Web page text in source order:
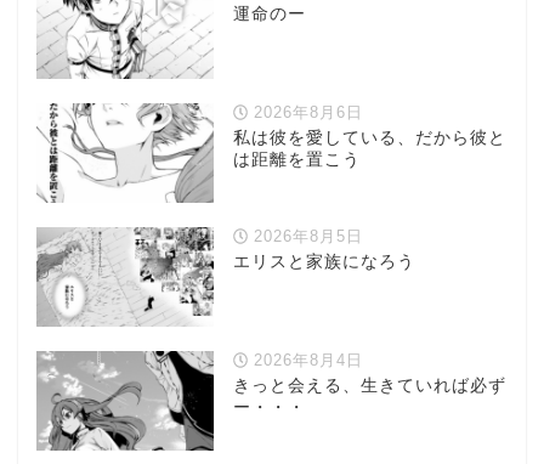
運命のー
2026年8月6日
私は彼を愛している、だから彼と
は距離を置こう
2026年8月5日
エリスと家族になろう
2026年8月4日
きっと会える、生きていれば必ず
ー・・・